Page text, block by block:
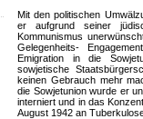
Mit den politischen
er aufgrund seiner
Kommunismus
Gelegenheits-
Emigration in die
sowjetische
keinen Gebrauch mehr
die Sowjetunion wurde er
interniert und in das
August 1942 an